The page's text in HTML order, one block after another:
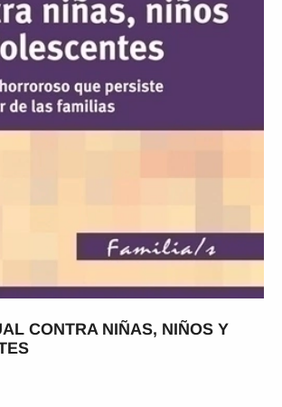
CONTRA NIÑAS, NIÑOS Y